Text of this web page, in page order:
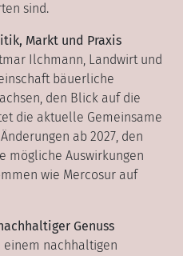
sind.
Markt und Praxis
Ilchmann, Landwirt und
bäuerliche
den Blick auf die
die aktuelle Gemeinsame
ab 2027, den
mögliche Auswirkungen
wie Mercosur auf
Genuss
einem nachhaltigen